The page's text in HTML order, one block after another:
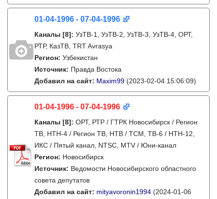
01-04-1996 - 07-04-1996
Каналы [8]: УзТВ-1, УзТВ-2, УзТВ-3, УзТВ-4, ОРТ,
РТР, КазТВ, TRT Avrasya
Регион: Узбекистан
Источник: Правда Востока
Добавил на сайт: Maxim99 (2023-02-04 15:06:09)
01-04-1996 - 07-04-1996
Каналы [8]: ОРТ, РТР / ГТРК Новосибирск / Регион
ТВ, НТН-4 / Регион ТВ, НТВ / ТСМ, ТВ-6 / НТН-12,
ИКС / Пятый канал, NTSC, MTV / Юни-канал
Регион: Новосибирск
Источник: Ведомости Новосибирского областного
совета депутатов
Добавил на сайт: mityavoronin1994 (2024-01-06